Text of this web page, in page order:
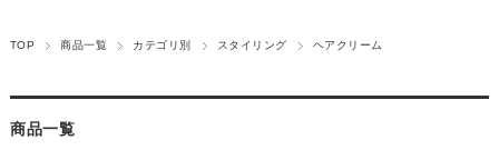
TOP 商品一覧 カテゴリ別 スタイリング ヘアクリーム
商品一覧